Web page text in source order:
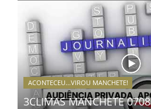
ACONTECEU...VIROU MANCHETE!
3CLIMAS MANCHETE 0708